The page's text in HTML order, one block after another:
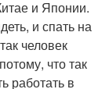
и Японии.
и спать на
человек
что так
работать в